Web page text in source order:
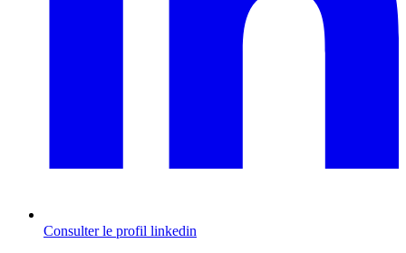
Consulter le profil linkedin